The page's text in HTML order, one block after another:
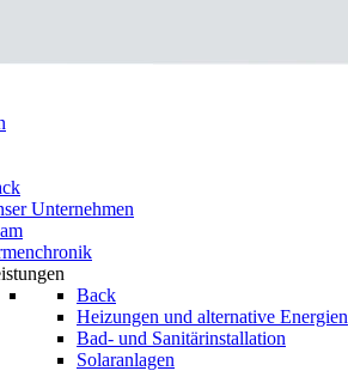
Unternehmen
Back
Heizungen und alternative Energien
Bad- und Sanitär­­instal­­lation
Solaranlagen